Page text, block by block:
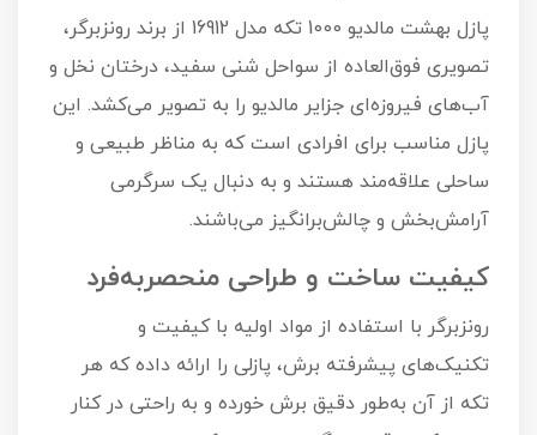
پازل بهشت مالدیو 1000 تکه مدل 16912 از برند رونزبرگر،
تصویری فوق‌العاده از سواحل شنی سفید، درختان نخل و
آب‌های فیروزه‌ای جزایر مالدیو را به تصویر می‌کشد. این
پازل مناسب برای افرادی است که به مناظر طبیعی و
ساحلی علاقه‌مند هستند و به دنبال یک سرگرمی
آرامش‌بخش و چالش‌برانگیز می‌باشند.
کیفیت ساخت و طراحی منحصربه‌فرد
رونزبرگر با استفاده از مواد اولیه با کیفیت و
تکنیک‌های پیشرفته برش، پازلی را ارائه داده که هر
تکه از آن به‌طور دقیق برش خورده و به راحتی در کنار